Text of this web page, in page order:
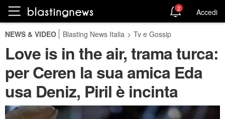
2 Accedi
NEWS & VIDEO Blasting News Italia > Tv e Gossip
Love is in the air, trama turca:
per Ceren la sua amica Eda
usa Deniz, Piril è incinta